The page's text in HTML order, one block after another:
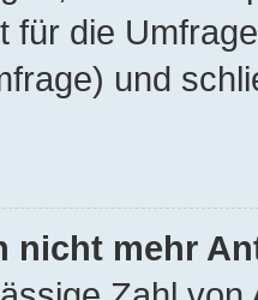
für die
und
nicht mehr